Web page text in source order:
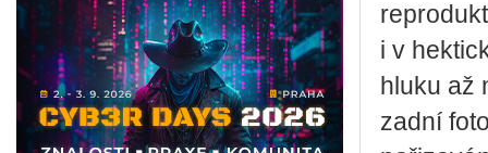
i v
hluku až
zadní